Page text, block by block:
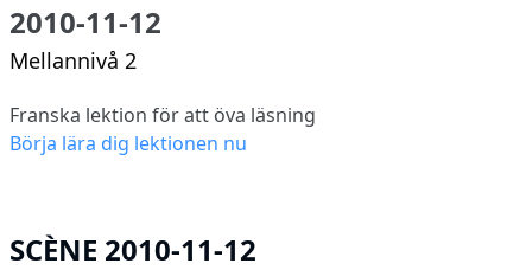
2010-11-12
Mellannivå 2
Franska lektion för att öva läsning
Börja lära dig lektionen nu
SCÈNE 2010-11-12